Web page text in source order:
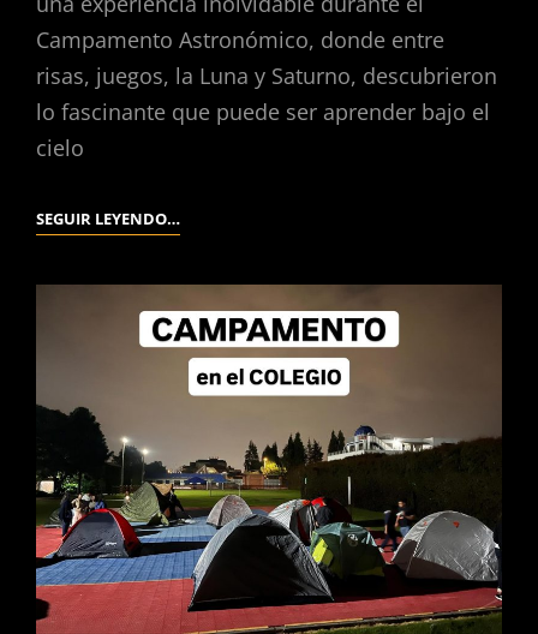
Campamento Astronómico, donde entre
risas, juegos, la Luna y Saturno, descubrieron
lo fascinante que puede ser aprender bajo el
cielo
SEGUIR LEYENDO…